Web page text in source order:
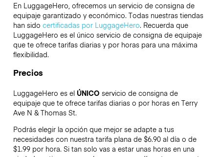
En LuggageHero, ofrecemos un servicio de consigna de
equipaje garantizado y económico. Todas nuestras tiendas
han sido certificadas por LuggageHero. Recuerda que
LuggageHero es el único servicio de consigna de equipaje
que te ofrece tarifas diarias y por horas para una máxima
flexibilidad.
Precios
LuggageHero es el ÚNICO servicio de consigna de
equipaje que te ofrece tarifas diarias o por horas en Terry
Ave N & Thomas St.
Podrás elegir la opción que mejor se adapte a tus
necesidades con nuestra tarifa plana de $6.90 al día o de
$1.99 por hora. Si tan solo vas a estar unas horas en una